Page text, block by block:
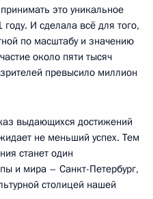
это уникальное
И сделала всё для того,
по масштабу и значению
около пяти тысяч
превысило миллион
выдающихся достижений
не меньший успех. Тем
станет один
и мира – Санкт-Петербург,
столицей нашей